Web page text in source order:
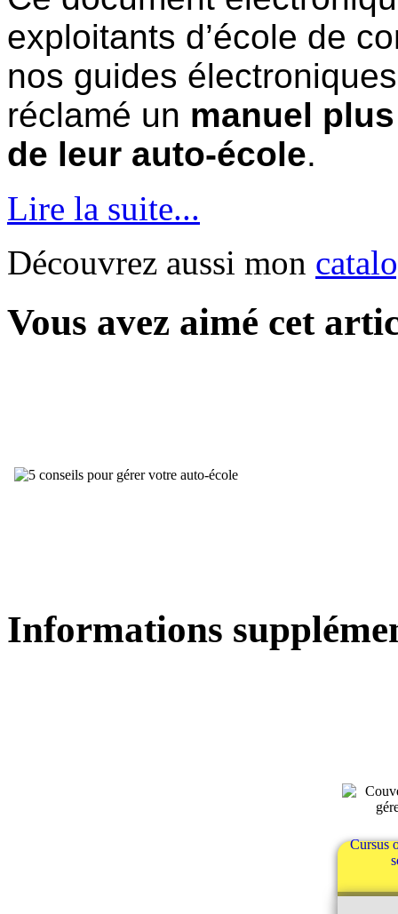
exploitants d’école de
nos guides
réclamé un manuel
de leur auto-école.
Lire la suite...
Découvrez aussi mon
Vous avez aimé cet
Informations
Cursus